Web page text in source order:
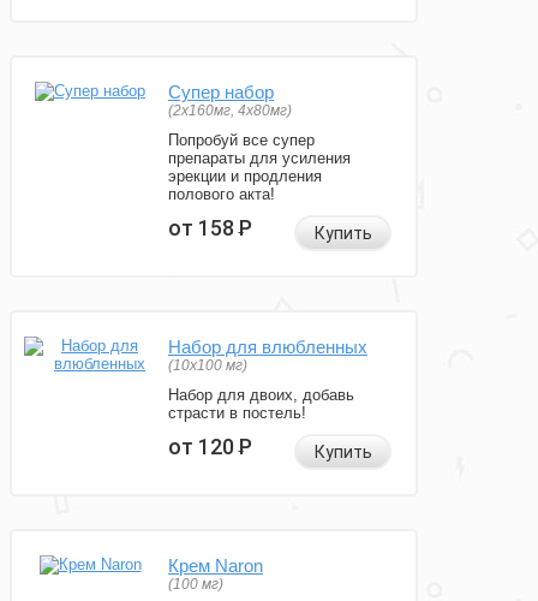
Супер набор
(2х160мг, 4х80мг)
Попробуй все супер
препараты для усиления
эрекции и продления
полового акта!
от 158Р Купить
Набор для влюбленных
(10х100 мг)
Набор для двоих, добавь
страсти в постель!
от 120Р Купить
Крем Naron
(100 мг)